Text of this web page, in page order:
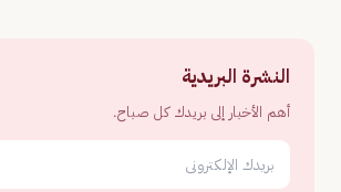
النشرة البريدية
أهم الأخبار إلى بريدك كل صباح.